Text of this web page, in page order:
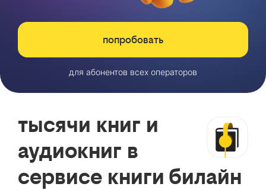
попробовать
для абонентов всех операторов
тысячи книг и
аудиокниг в
сервисе книги билайн